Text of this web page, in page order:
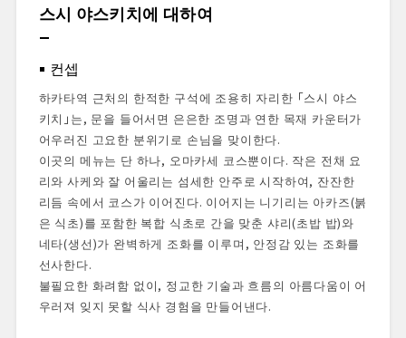
레스토랑 수상 경력
식사 공간
스타터 드링크
요리 경험
디저트 & 피날레
총평
예약 및 오시는 길
스시 야스키치에 대하여
컨셉
하카타역 근처의 한적한 구석에 조용히 자리한 「스시 야스
키치」는, 문을 들어서면 은은한 조명과 연한 목재 카운터가
어우러진 고요한 분위기로 손님을 맞이한다.
이곳의 메뉴는 단 하나, 오마카세 코스뿐이다. 작은 전채 요
리와 사케와 잘 어울리는 섬세한 안주로 시작하여, 잔잔한
리듬 속에서 코스가 이어진다. 이어지는 니기리는 아카즈(붉
은 식초)를 포함한 복합 식초로 간을 맞춘 샤리(초밥 밥)와
네타(생선)가 완벽하게 조화를 이루며, 안정감 있는 조화를
선사한다.
불필요한 화려함 없이, 정교한 기술과 흐름의 아름다움이 어
우러져 잊지 못할 식사 경험을 만들어낸다.